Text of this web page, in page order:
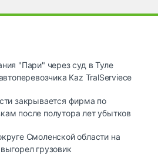
"Пари" через суд в Туле
Kaz TralServiece
закрывается фирма по
после полутора лет убытков
Смоленской области на
грузовик